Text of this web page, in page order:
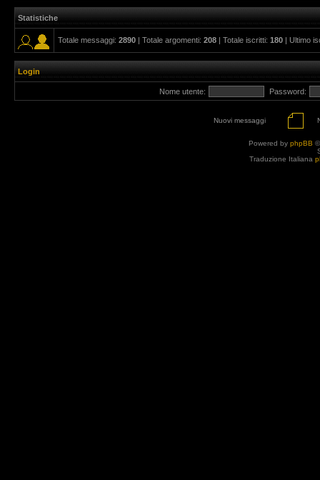
Statistiche
Totale messaggi: 2890 | Totale argomenti: 208 | Totale iscritti: 180 | Ultimo
Login
Nome utente: Password:
Nuovi messaggi
Powered by phpBB
Traduzione Italiana